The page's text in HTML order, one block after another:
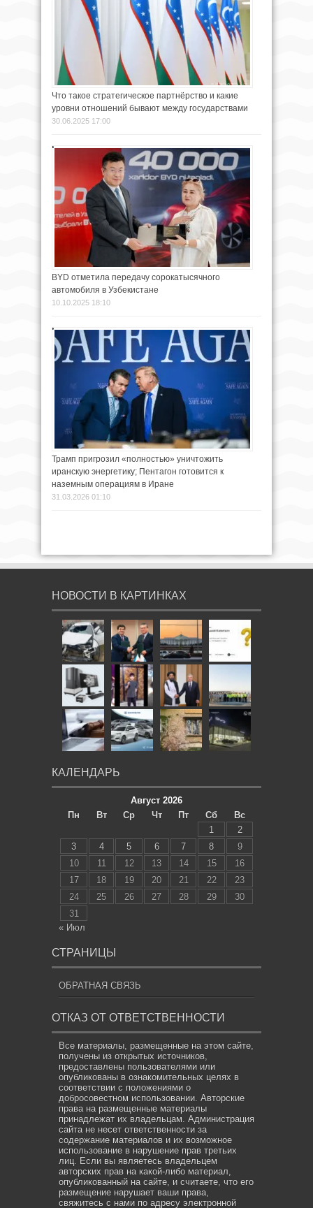
Что такое стратегическое партнёрство и какие
уровни отношений бывают между государствами
30.06.2025 17:00
BYD отметила передачу сорокатысячного
автомобиля в Узбекистане
10.10.2025 18:10
Трамп пригрозил «полностью» уничтожить
иранскую энергетику; Пентагон готовится к
наземным операциям в Иране
31.03.2026 01:10
НОВОСТИ В КАРТИНКАХ
КАЛЕНДАРЬ
Август 2026
Пн
Вт Ср Чт Пт Сб
Вс
1
2
3
4 5 6 7 8
9
10
11 12 13 14 15
16
17
18 19 20 21 22
23
24
25 26 27 28 29
30
31
« Июл
СТРАНИЦЫ
ОБРАТНАЯ СВЯЗЬ
ОТКАЗ ОТ ОТВЕТСТВЕННОСТИ
Все материалы, размещенные на этом сайте,
получены из открытых источников,
предоставлены пользователями или
опубликованы в ознакомительных целях в
соответствии с положениями о
добросовестном использовании. Авторские
права на размещенные материалы
принадлежат их владельцам. Администрация
сайта не несет ответственности за
содержание материалов и их возможное
использование в нарушение прав третьих
лиц. Если вы являетесь владельцем
авторских прав на какой-либо материал,
опубликованный на сайте, и считаете, что его
размещение нарушает ваши права,
свяжитесь с нами по адресу электронной